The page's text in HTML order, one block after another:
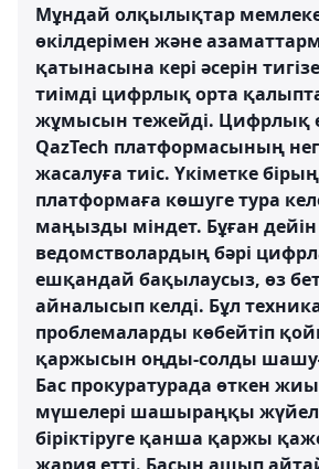
Мұндай олқылықтар
өкілдерімен және
қатынасына кері әсерін
тиімді цифрлық орта
жұмысын тежейді. Цифрлық
QazTech платформасының
жасалуға тиіс. Үкіметке
платформаға көшуге тура
маңызды міндет. Бұған дейін
ведомстволардың бәрі
ешқандай бақылаусыз, өз
айналысып келді. Бұл
проблемаларды көбейтіп
қаржысын оңды-солды
Бас прокуратурада өткен
мүшелері шашыраңқы
біріктіруге қанша қаржы
жария етті. Басын ашып